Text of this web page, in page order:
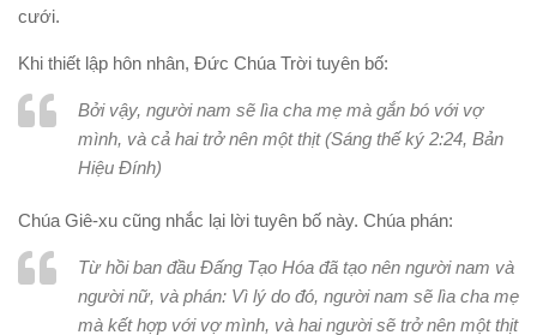
cưới.
Khi thiết lập hôn nhân, Đức Chúa Trời tuyên bố:
Bởi vậy, người nam sẽ lìa cha mẹ mà gắn bó với vợ
mình, và cả hai trở nên một thịt (Sáng thế ký 2:24, Bản
Hiệu Đính)
Chúa Giê-xu cũng nhắc lại lời tuyên bố này. Chúa phán:
Từ hồi ban đầu Đấng Tạo Hóa đã tạo nên người nam và
người nữ, và phán: Vì lý do đó, người nam sẽ lìa cha mẹ
mà kết hợp với vợ mình, và hai người sẽ trở nên một thịt